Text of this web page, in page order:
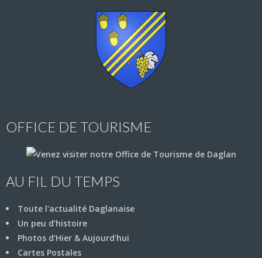
OFFICE DE TOURISME
AU FIL DU TEMPS
Toute l'actualité Daglanaise
Un peu d'histoire
Photos d'Hier & Aujourd'hui
Cartes Postales